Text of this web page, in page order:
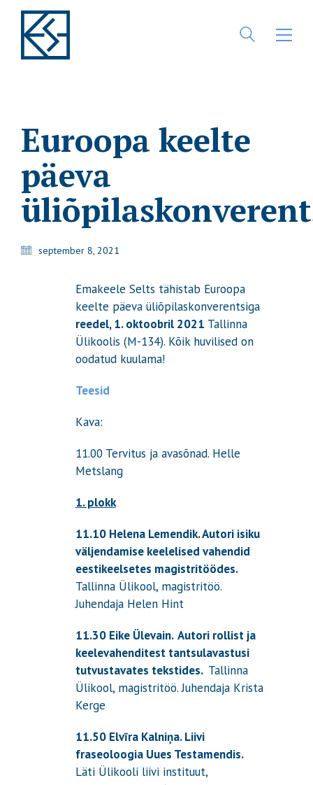
Euroopa keelte
päeva
september 8, 2021
Emakeele Selts tähistab Euroopa
keelte päeva üliõpilaskonverentsiga
reedel, 1. oktoobril 2021 Tallinna
Ülikoolis (M-134). Kõik huvilised on
oodatud kuulama!
Teesid
Kava:
11.00 Tervitus ja avasõnad. Helle
Metslang
1. plokk
11.10 Helena Lemendik.Autori isiku
väljendamise keelelised vahendid
eestikeelsetes magistritöödes.
Tallinna Ülikool, magistritöö.
Juhendaja Helen Hint
11.30 Eike Ülevain. Autori rollist ja
keelevahenditest tantsulavastusi
tutvustavates tekstides. Tallinna
Ülikool, magistritöö. Juhendaja Krista
Kerge
11.50 Elvīra Kalniņa.Liivi
fraseoloogia Uues Testamendis.
Läti Ülikooli liivi instituut,